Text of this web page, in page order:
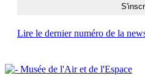
Lire le dernier numéro de la